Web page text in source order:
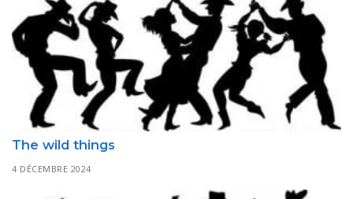
The wild things
4 DÉCEMBRE 2024